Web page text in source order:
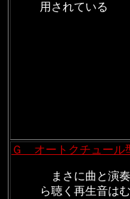
用されている
Ｇ オートクチュール
まさに曲と演
ら聴く再生音は